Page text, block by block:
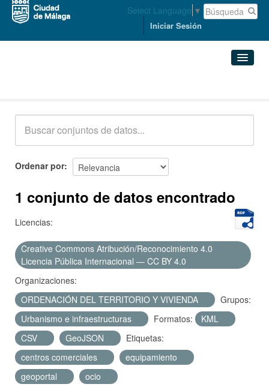
Select Language ▼
Iniciar Sesión
Acerca de
Ordenar por
1 conjunto de datos encontrado
Licencias:
Creative Commons Atribución/Reconocimiento 4.0
Licencia Pública Internacional — CC BY 4.0
Organizaciones:
ORDENACIÓN DEL TERRITORIO Y VIVIENDA
Grupos:
Urbanismo e infraestructuras
Formatos:
KML
CSV
GeoJSON
Etiquetas:
centros comerciales
equipamiento
geoportal
ocio